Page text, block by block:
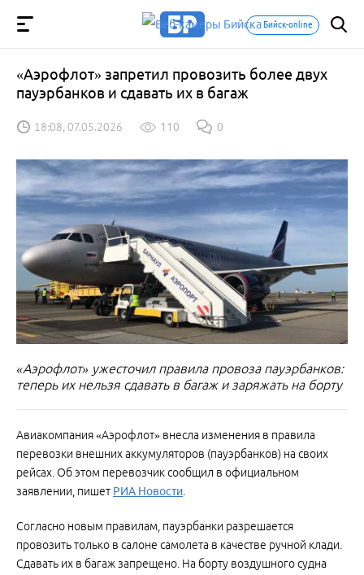
Бийск-online
«Аэрофлот» запретил провозить более двух
пауэрбанков и сдавать их в багаж
18:08, 07.05.2026 110 0
«Аэрофлот» ужесточил правила провоза пауэрбанков:
теперь их нельзя сдавать в багаж и заряжать на борту
Авиакомпания «Аэрофлот» внесла изменения в правила
перевозки внешних аккумуляторов (пауэрбанков) на своих
рейсах. Об этом перевозчик сообщил в официальном
заявлении, пишет РИА Новости.
Согласно новым правилам, пауэрбанки разрешается
провозить только в салоне самолета в качестве ручной клади.
Сдавать их в багаж запрещено. На борту воздушного судна